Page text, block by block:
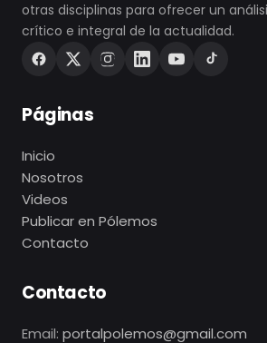
otras disciplinas para ofrecer un
crítico e integral de la actualidad.
Páginas
Inicio
Nosotros
Videos
Publicar en Pólemos
Contacto
Contacto
Email: portalpolemos@gmail.com